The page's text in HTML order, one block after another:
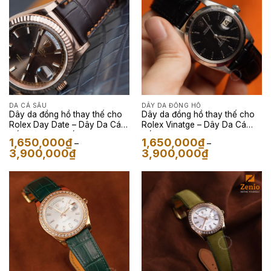
DA CÁ SẤU
Dây da đồng hồ thay thế cho
Rolex Day Date – Dây Da Cá
1,650,000₫ –
3,900,000₫Khoảng
giá:
DÂY DA ĐỒNG HỒ
Dây da đồng hồ thay thế cho
Rolex Vinatge – Dây Da Cá
1,650,000₫ –
3,900,000₫Khoảng
giá:
1,650,000₫
3,900,000₫